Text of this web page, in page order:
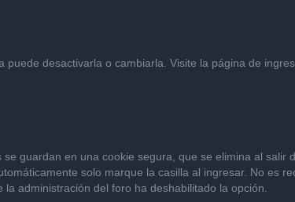
desactivarla o cambiarla. Visite la página de
guardan en una cookie segura, que se elimina al
solo marque la casilla al ingresar. No es
administración del foro ha deshabilitado la opción.